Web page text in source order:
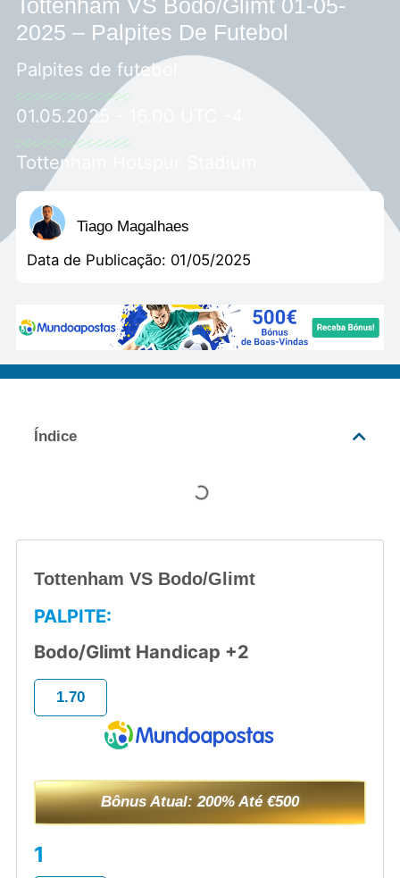
Tottenham VS Bodo/Glimt 01-05-
2025 – Palpites De Futebol
Palpites de futebol
01.05.2025 - 16.00 UTC -4
Tottenham Hotspur Stadium
Tiago Magalhaes
Data de Publicação: 01/05/2025
Índice
Tottenham VS Bodo/Glimt
PALPITE:
Bodo/Glimt Handicap +2
1.70
Bônus Atual: 200% Até €500
1